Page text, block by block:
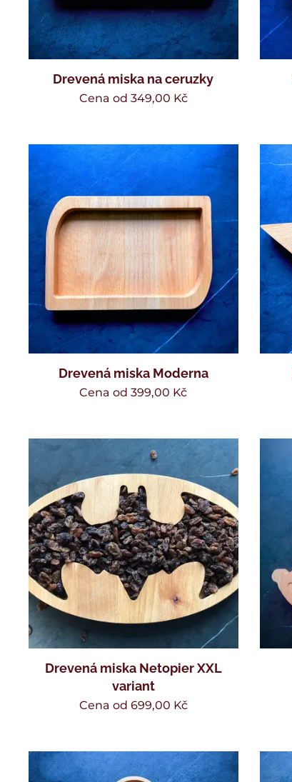
Drevená miska na ceruzky
Cena od 349,00 Kč
Drevená miska Moderna
Cena od399,00 Kč
Drevená miska Netopier XXL
variant
Cena od 699,00 Kč